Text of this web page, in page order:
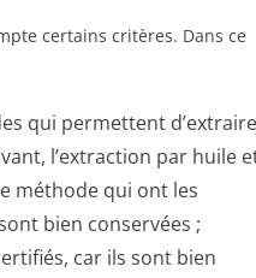
certains critères. Dans ce
qui permettent d’extraire
l’extraction par huile
méthode qui ont les
bien conservées ;
car ils sont bien